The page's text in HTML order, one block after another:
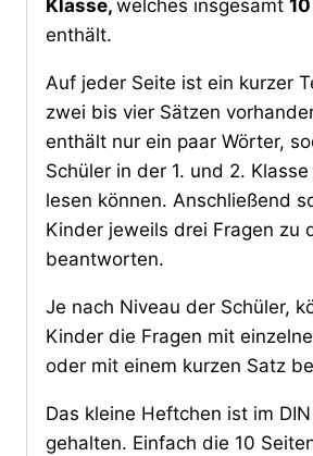
Klasse, welches insgesamt
enthält.
Auf jeder Seite ist ein kurzer
zwei bis vier Sätzen
enthält nur ein paar Wörter,
Schüler in der 1. und 2.
lesen können. Anschließend
Kinder jeweils drei Fragen zu
beantworten.
Je nach Niveau der Schüler,
Kinder die Fragen mit
oder mit einem kurzen Satz
Das kleine Heftchen ist im
gehalten. Einfach die 10